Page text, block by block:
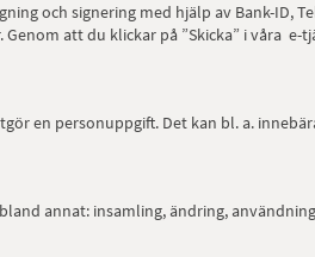
och signering med hjälp av Bank-ID,
att du klickar på ”Skicka” i våra
en personuppgift. Det kan bl. a.
annat: insamling, ändring,